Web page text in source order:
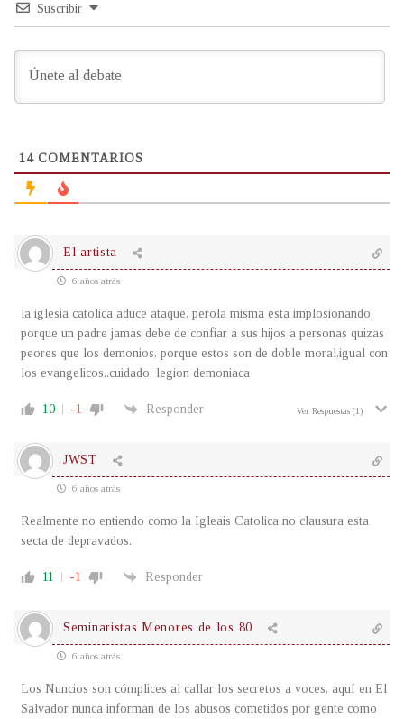
Suscribir
14COMENTARIOS
El artista
6 años atrás
la iglesia catolica aduce ataque, perola misma esta implosionando,
porque un padre jamas debe de confiar a sus hijos a personas quizas
peores que los demonios, porque estos son de doble moral,igual con
los evangelicos..cuidado. legion demoniaca
10 -1 Responder Ver Respuestas (1)
JWST
6 años atrás
Realmente no entiendo como la Igleais Catolica no clausura esta
secta de depravados.
11 -1 Responder
Seminaristas Menores de los 80
6 años atrás
Los Nuncios son cómplices al callar los secretos a voces, aquí en El
Salvador nunca informan de los abusos cometidos por gente como